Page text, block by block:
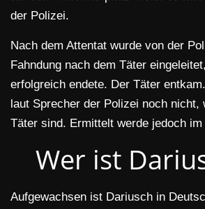
der Polizei.
Nach dem Attentat wurde von der
Fahndung nach dem Täter
erfolgreich endete. Der Täter
laut Sprecher der Polizei noch nicht,
Täter sind. Ermittelt werde jedoch
Wer ist
Aufgewachsen ist Dariusch in